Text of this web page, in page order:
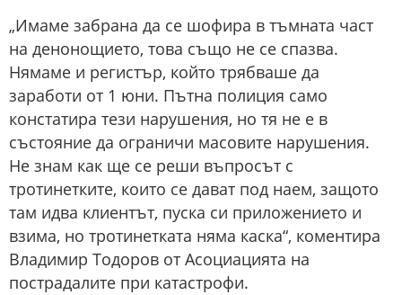
„Имаме забрана да се шофира в тъмната част
на денонощието, това също не се спазва.
Нямаме и регистър, който трябваше да
заработи от 1 юни. Пътна полиция само
констатира тези нарушения, но тя не е в
състояние да ограничи масовите нарушения.
Не знам как ще се реши въпросът с
тротинетките, които се дават под наем, защото
там идва клиентът, пуска си приложението и
взима, но тротинетката няма каска“, коментира
Владимир Тодоров от Асоциацията на
пострадалите при катастрофи.